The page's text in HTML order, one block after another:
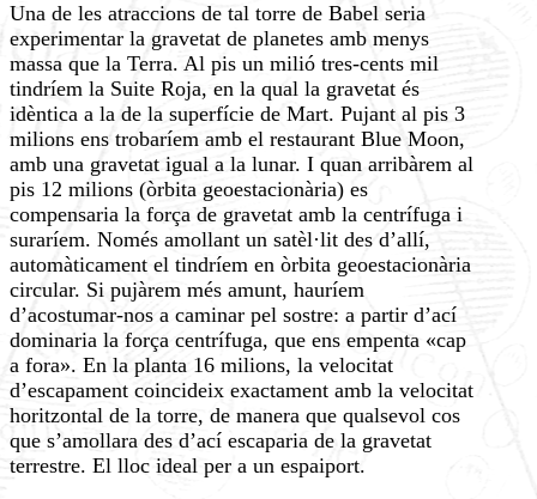
Una de les atraccions de tal torre de Babel seria
experimentar la gravetat de planetes amb menys
massa que la Terra. Al pis un milió tres-cents mil
tindríem la Suite Roja, en la qual la gravetat és
idèntica a la de la superfície de Mart. Pujant al pis 3
milions ens trobaríem amb el restaurant Blue Moon,
amb una gravetat igual a la lunar. I quan arribàrem al
pis 12 milions (òrbita geoestacionària) es
compensaria la força de gravetat amb la centrífuga i
suraríem. Només amollant un satèl·lit des d’allí,
automàticament el tindríem en òrbita geoestacionària
circular. Si pujàrem més amunt, hauríem
d’acostumar-nos a caminar pel sostre: a partir d’ací
dominaria la força centrífuga, que ens empenta «cap
a fora». En la planta 16 milions, la velocitat
d’escapament coincideix exactament amb la velocitat
horitzontal de la torre, de manera que qualsevol cos
que s’amollara des d’ací escaparia de la gravetat
terrestre. El lloc ideal per a un espaiport.